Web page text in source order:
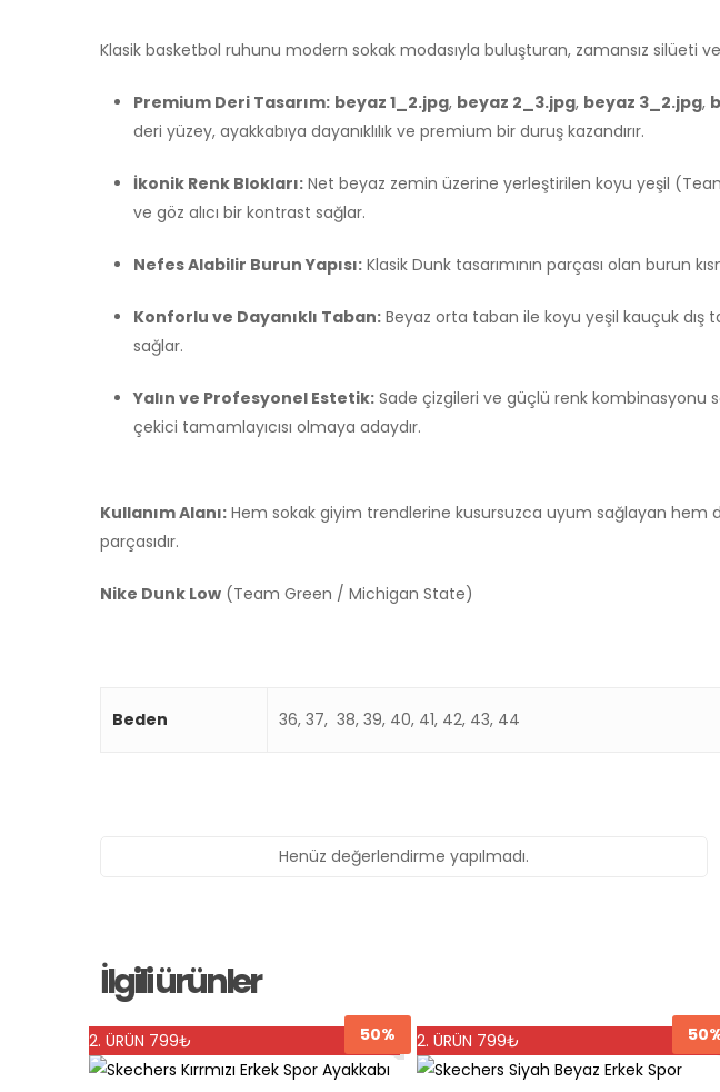
Klasik basketbol ruhunu modern sokak modasıyla buluşturan, zamansız silüeti
Premium Deri Tasarım: beyaz 1_2.jpg, beyaz 2_3.jpg, beyaz 3_2.jpg,
deri yüzey, ayakkabıya dayanıklılık ve premium bir duruş kazandırır.
İkonik Renk Blokları: Net beyaz zemin üzerine yerleştirilen koyu yeşil
ve göz alıcı bir kontrast sağlar.
Nefes Alabilir Burun Yapısı: Klasik Dunk tasarımının parçası olan burun
Konforlu ve Dayanıklı Taban: Beyaz orta taban ile koyu yeşil kauçuk dış
sağlar.
Yalın ve Profesyonel Estetik: Sade çizgileri ve güçlü renk kombinasyonu
çekici tamamlayıcısı olmaya adaydır.
Kullanım Alanı: Hem sokak giyim trendlerine kusursuzca uyum sağlayan hem
parçasıdır.
Nike Dunk Low (Team Green / Michigan State)
Beden 36, 37, 38, 39, 40, 41, 42, 43, 44
Henüz değerlendirme yapılmadı.
İlgili ürünler
2. ÜRÜN 799₺
Bu
ürünün
50%
2. ÜRÜN 799₺
Bu